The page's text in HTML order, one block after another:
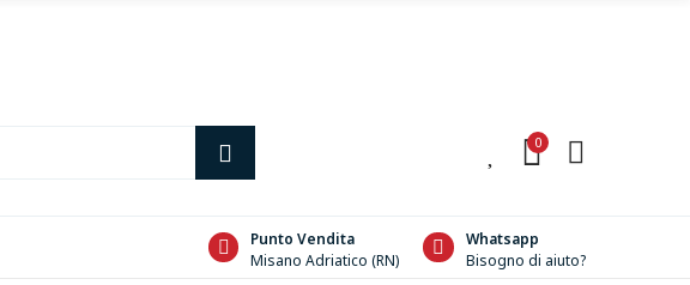
0
Punto Vendita
Misano Adriatico (RN)
Whatsapp
Bisogno di aiuto?